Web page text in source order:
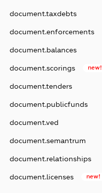
document.taxdebts
document.enforcements
document.balances
document.scorings new!
document.tenders
document.publicfunds
document.ved
document.semantrum
document.relationships
document.licenses new!